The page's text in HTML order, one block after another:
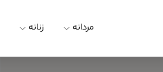
مردانه زنانه